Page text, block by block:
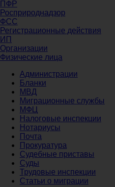
ПФР
Росприроднадзор
ФСС
Регистрационные действия
ИП
Организации
Физические лица
Администрации
Бланки
МВД
Миграционные службы
МФЦ
Налоговые инспекции
Нотариусы
Почта
Прокуратура
Судебные приставы
Суды
Трудовые инспекции
Статьи о миграции